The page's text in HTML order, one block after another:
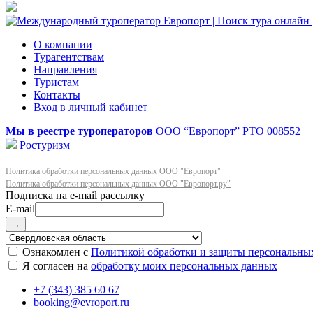
О компании
Турагентствам
Направления
Туристам
Контакты
Вход в личный кабинет
Мы в реестре туроператоров ООО “Европорт” РТО 008552
Ростуризм
Политика обработки персональных данных ООО "Европорт"
Политика обработки персональных данных ООО "Европорт.ру"
E-mail
→
Ознакомлен с Политикой обработки и защиты
Я согласен на обработку моих персональных данных
+7 (343) 385 60 67
booking@evroport.ru